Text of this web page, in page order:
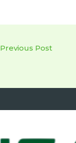
Previous Post